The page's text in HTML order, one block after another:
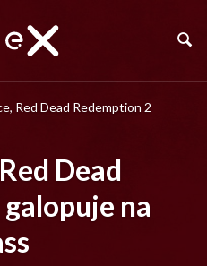
Red Dead Redemption 2
Dead
na